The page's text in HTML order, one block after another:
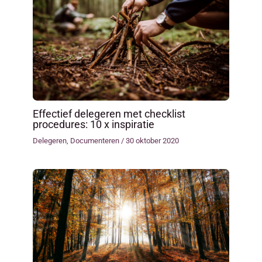
Effectief delegeren met checklist
procedures: 10 x inspiratie
Delegeren Documenteren /30 oktober 2020